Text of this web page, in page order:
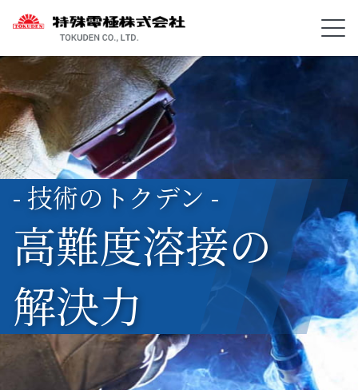
- 技術のトクデン -
高難度溶接の
解決力